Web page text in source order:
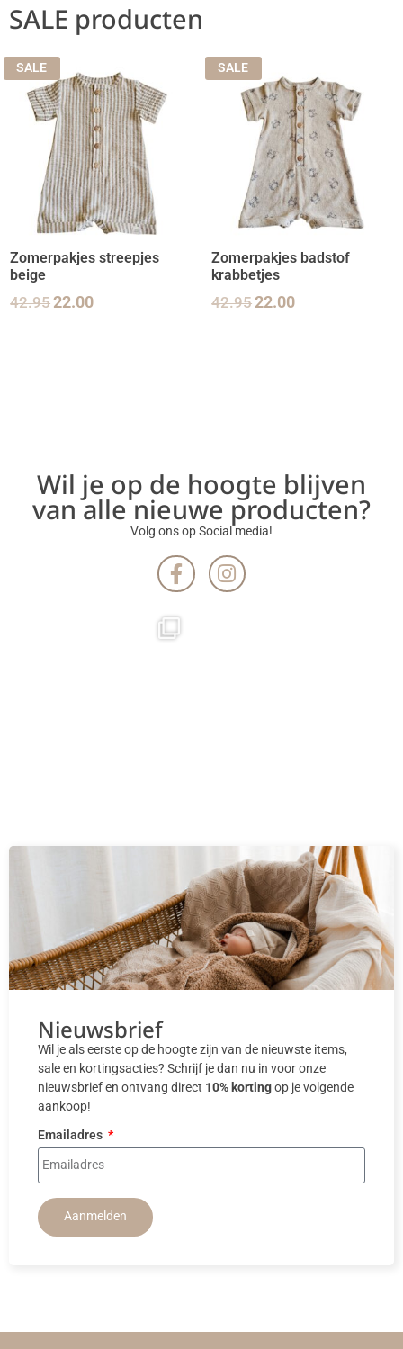
SALE producten
SALE
Zomerpakjes streepjes
beige
42.9522.00
SALE
Zomerpakjes badstof
krabbetjes
42.9522.00
Wil je op de hoogte blijven
van alle nieuwe producten?
Volg ons op Social media!
Nieuwsbrief
Wil je als eerste op de hoogte zijn van de nieuwste items,
sale en kortingsacties? Schrijf je dan nu in voor onze
nieuwsbrief en ontvang direct 10% kortingop je volgende
aankoop!
Emailadres
Aanmelden